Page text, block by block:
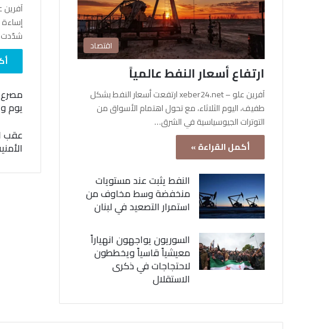
اقتصاد
ارتفاع أسعار النفط عالمياً
آفرين علو – xeber24.net ارتفعت أسعار النفط بشكل
طفيف، اليوم الثلاثاء، مع تحول اهتمام الأسواق من
التوترات الجيوسياسية في الشرق…
أكمل القراءة »
النفط يثبت عند مستويات
منخفضة وسط مخاوف من
استمرار التصعيد في لبنان
السوريون يواجهون انهياراً
معيشياً قاسياً ويخططون
لاحتجاجات في ذكرى
الاستقلال
إساءة
شدّدت
يوم
عقب